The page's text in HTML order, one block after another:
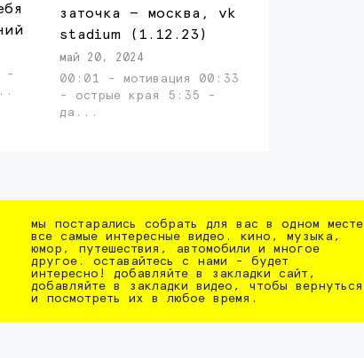
-
...
заточка — москва, vk
stadium (1.12.23)
май 20, 2024
00:01 - мотивация 00:33
- острые края 5:35 -
да...
мы постарались собрать для вас в одном месте
все самые интересные видео. кино, музыка,
юмор, путешествия, автомобили и многое
другое. оставайтесь с нами - будет
интересно! добавляйте в закладки сайт,
добавляйте в закладки видео, чтобы вернуться
и посмотреть их в любое время.